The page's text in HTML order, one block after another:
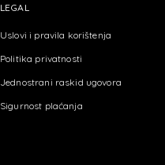
LEGAL
Uslovi i pravila korištenja
Politika privatnosti
Jednostrani raskid ugovora
Sigurnost plaćanja